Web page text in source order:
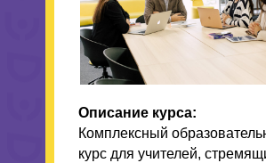
Описание курса:
Комплексный
курс для учителей,